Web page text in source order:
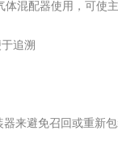
配器使用，可使
追溯
器来避免召回或重新